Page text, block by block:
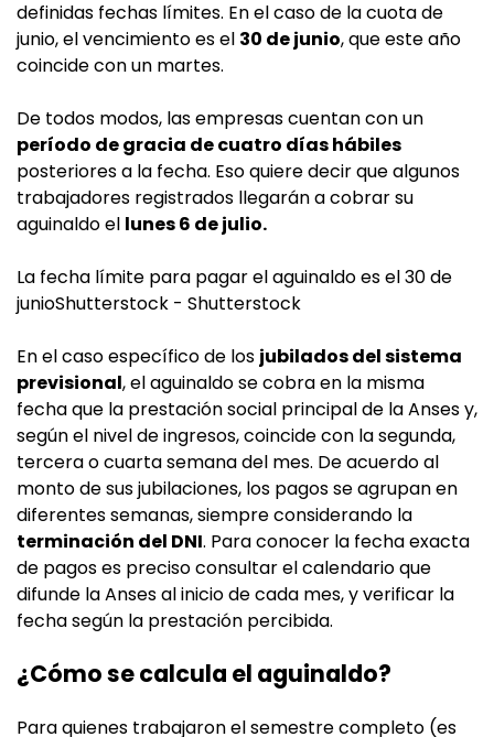
definidas fechas límites. En el caso de la cuota de
junio, el vencimiento es el 30 de junio, que este año
coincide con un martes.
De todos modos, las empresas cuentan con un
período de gracia de cuatro días hábiles
posteriores a la fecha. Eso quiere decir que algunos
trabajadores registrados llegarán a cobrar su
aguinaldo el lunes 6 de julio.
La fecha límite para pagar el aguinaldo es el 30 de
junioShutterstock - Shutterstock
En el caso específico de los jubilados del sistema
previsional, el aguinaldo se cobra en la misma
fecha que la prestación social principal de la Anses y,
según el nivel de ingresos, coincide con la segunda,
tercera o cuarta semana del mes. De acuerdo al
monto de sus jubilaciones, los pagos se agrupan en
diferentes semanas, siempre considerando la
terminación del DNI. Para conocer la fecha exacta
de pagos es preciso consultar el calendario que
difunde la Anses al inicio de cada mes, y verificar la
fecha según la prestación percibida.
¿Cómo se calcula el aguinaldo?
Para quienes trabajaron el semestre completo (es